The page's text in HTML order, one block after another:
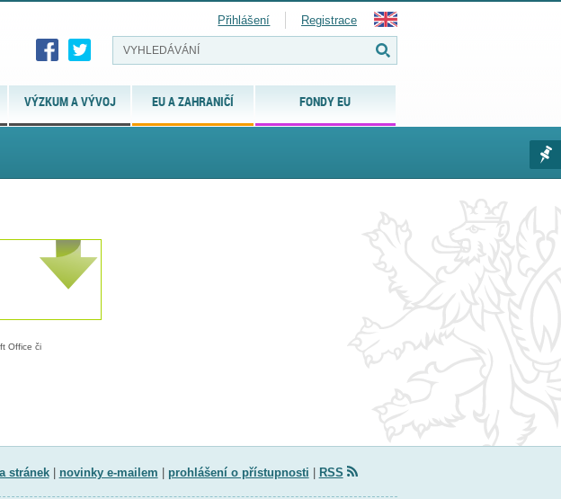
VÝZKUM A VÝVOJ EU A ZAHRANIČÍ FONDY EU
Přihlášení Registrace
Office či
stránek| novinky e-mailem prohlášení o přístupnosti RSS